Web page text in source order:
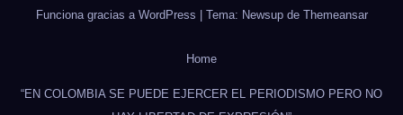
Funciona gracias a WordPress Tema: Newsup de Themeansar
Home
“EN COLOMBIA SE PUEDE EJERCER EL PERIODISMO PERO NO